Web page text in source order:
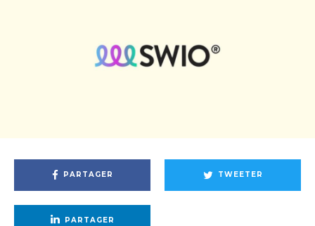
PARTAGER TWEETER
PARTAGER